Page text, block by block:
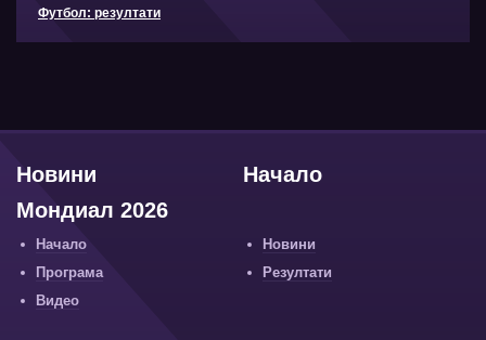
Футбол: резултати
Начало
Новини
Мондиал 2026
Начало
Новини
Програма
Резултати
Видео